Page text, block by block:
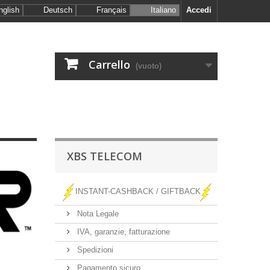
Accedi
Deutsch Français Italiano
Carrello (vuoto)
XBS TELECOM
INSTANT-CASHBACK / GIFTBACK
Nota Legale
IVA, garanzie, fatturazione
Spedizioni
Pagamento sicuro